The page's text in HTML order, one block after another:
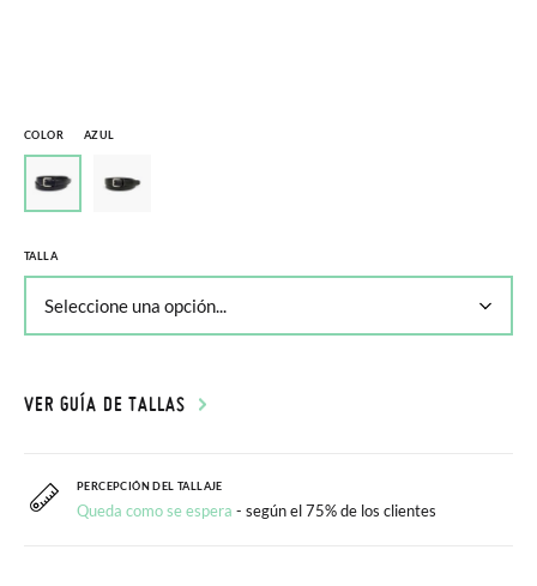
COLOR AZUL
TALLA
VER GUÍA DE TALLAS
PERCEPCIÓN DEL TALLAJE
Queda como se espera - según el 75% de los clientes